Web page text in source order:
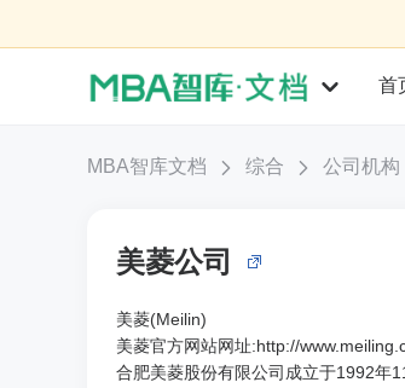
首
MBA智库文档 综合 公司机构
美菱公司
美菱(Meilin)
美菱官方网站网址:http://
合肥美菱股份有限公司成立于1992年